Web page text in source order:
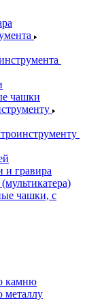
чашки
и гравира
чашки, с
камню
металлу